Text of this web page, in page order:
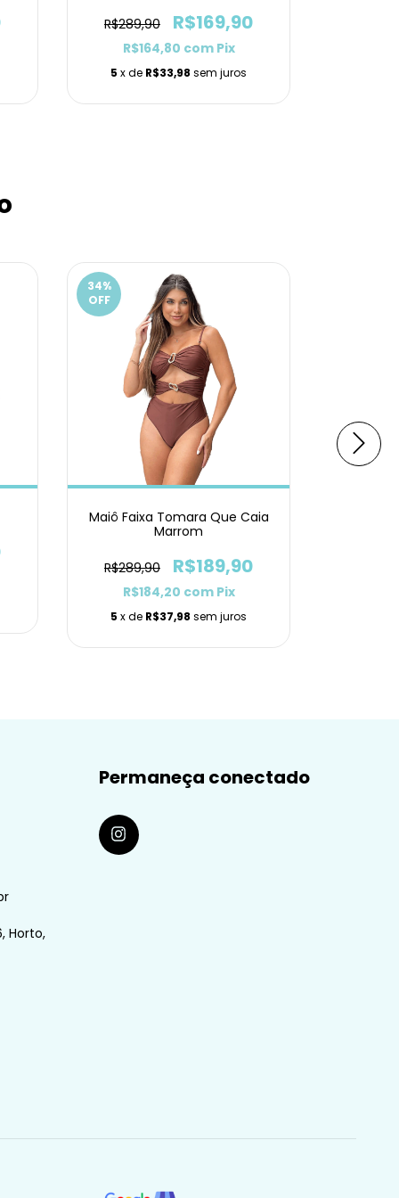
R$289,90 R$169,90
R$164,80 com Pix
5 x de R$33,98 sem juros
34%
OFF
Maiô Faixa Tomara Que Caia
Marrom
R$289,90 R$189,90
R$184,20 com Pix
5 x de R$37,98 sem juros
Horto,
Permaneça conectado